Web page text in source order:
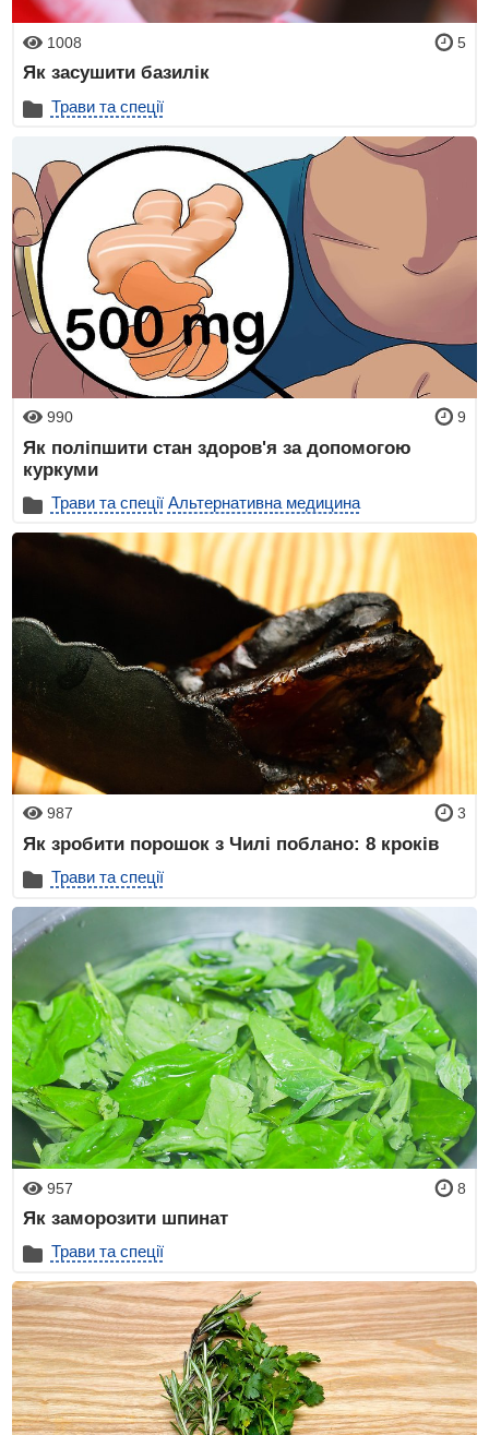
1008 5
Як засушити базилік
Трави та спеції
990 9
Як поліпшити стан здоров'я за допомогою
куркуми
Трави та спеції Альтернативна медицина
987 3
Як зробити порошок з Чилі поблано: 8 кроків
Трави та спеції
957 8
Як заморозити шпинат
Трави та спеції